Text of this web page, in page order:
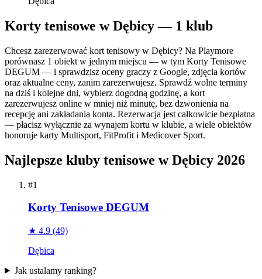
Korty tenisowe w Dębicy — 1 klub
Chcesz zarezerwować kort tenisowy w Dębicy? Na Playmore
porównasz 1 obiekt w jednym miejscu — w tym Korty Tenisowe
DEGUM — i sprawdzisz oceny graczy z Google, zdjęcia kortów
oraz aktualne ceny, zanim zarezerwujesz. Sprawdź wolne terminy
na dziś i kolejne dni, wybierz dogodną godzinę, a kort
zarezerwujesz online w mniej niż minutę, bez dzwonienia na
recepcję ani zakładania konta. Rezerwacja jest całkowicie bezpłatna
— płacisz wyłącznie za wynajem kortu w klubie, a wiele obiektów
honoruje karty Multisport, FitProfit i Medicover Sport.
Najlepsze kluby tenisowe w Dębicy 2026
#1
Korty Tenisowe DEGUM
★ 4.9 (49)
Dębica
Jak ustalamy ranking?